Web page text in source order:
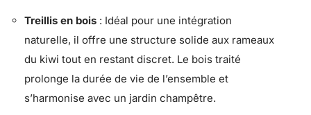
Treillis en bois : Idéal pour une intégration
naturelle, il offre une structure solide aux rameaux
du kiwi tout en restant discret. Le bois traité
prolonge la durée de vie de l’ensemble et
s’harmonise avec un jardin champêtre.